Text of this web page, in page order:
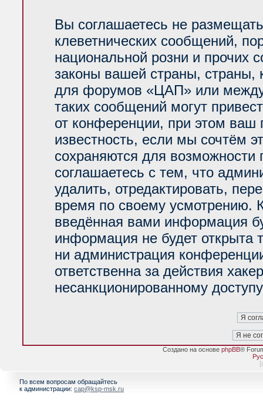
Вы соглашаетесь не
клеветнических сообщений,
национальной розни и прочих
законы вашей страны, страны,
для форумов «ЦАП» или
таких сообщений могут
от конференции, при этом ваш
известность, если мы сочтём
сохраняются для возможности
соглашаетесь с тем, что
удалить, отредактировать,
время по своему усмотрению.
введённая вами информация
информация не будет открыта
ни администрация
ответственна за действия
несанкционированному
Создано на основе phpBB®
[
По всем вопросам обращайтесь
к администрации: cap@ksp-msk.ru